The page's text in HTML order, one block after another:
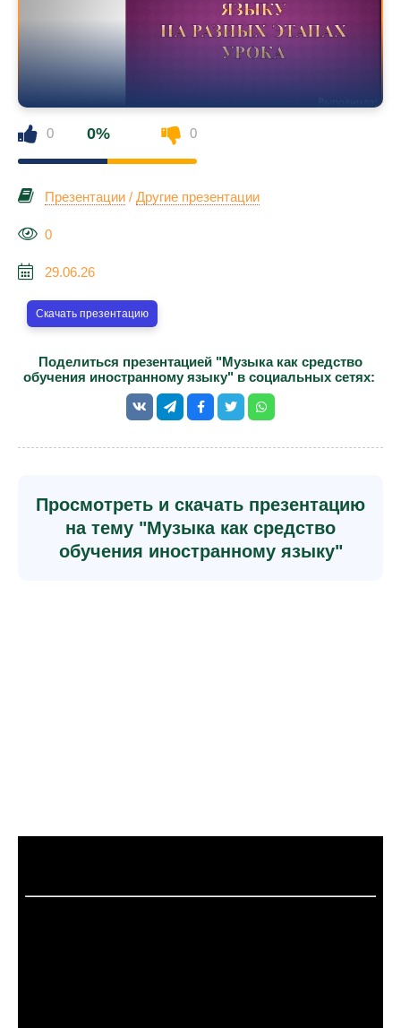
0 0% 0
Презентации / Другие презентации
0
29.06.26
Скачать презентацию
Поделиться презентацией "Музыка как средство
обучения иностранному языку" в социальных сетях:
Просмотреть и скачать презентацию
на тему "Музыка как средство
обучения иностранному языку"